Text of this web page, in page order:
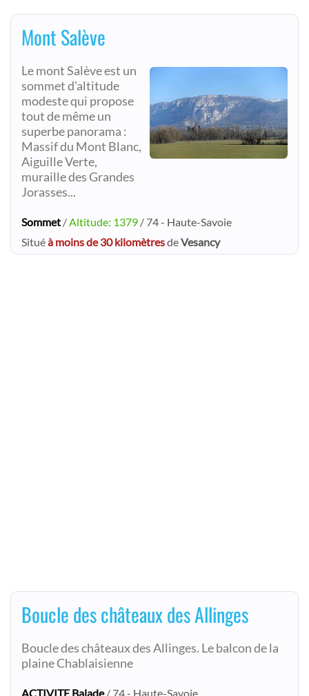
Mont Salève
Le mont Salève est un
sommet d'altitude
modeste qui propose
tout de même un
superbe panorama :
Massif du Mont Blanc,
Aiguille Verte,
muraille des Grandes
Jorasses...
Sommet /Altitude: 1379 / 74 - Haute-Savoie
Situéà moins de 30 kilomètresdeVesancy
Boucle des châteaux des Allinges
Boucle des châteaux des Allinges. Le balcon de la
plaine Chablaisienne
ACTIVITE Balade/ 74 - Haute-Savoie